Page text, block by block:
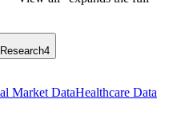
4
Market DataHealthcare Data